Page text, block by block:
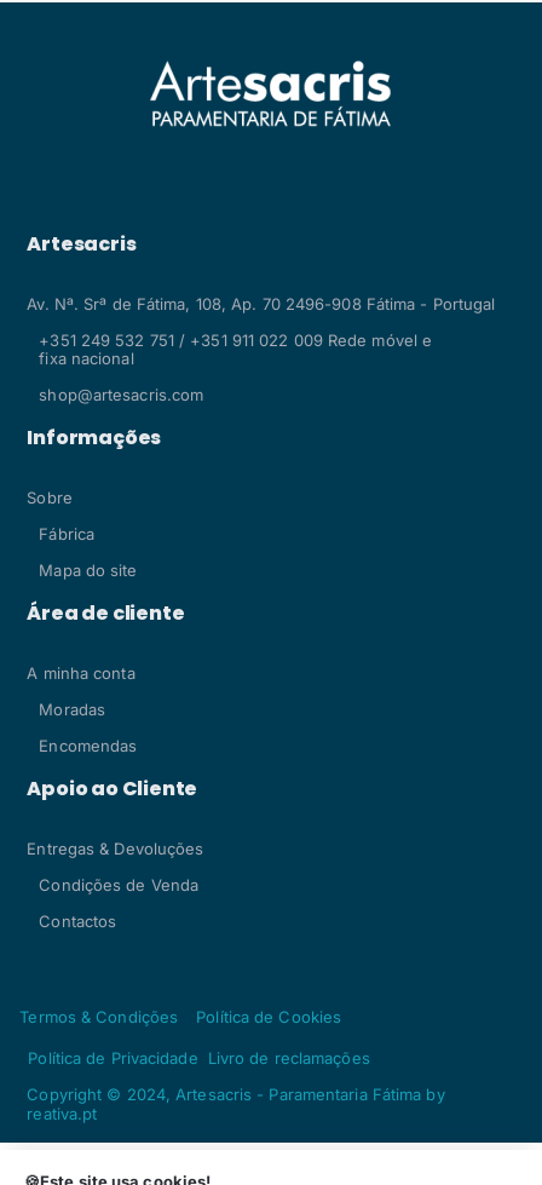
Qtd
Artesacris
Av. Nª. Srª de Fátima, 108, Ap. 70 2496-908 Fátima - Portugal
+351 249 532 751 / +351 911 022 009 Rede móvel e
fixa nacional
shop@artesacris.com
Informações
Sobre
Fábrica
Mapa do site
Área de cliente
A minha conta
Moradas
Encomendas
Apoio ao Cliente
Entregas & Devoluções
Condições de Venda
Contactos
Termos & Condições Política de Cookies
Política de Privacidade
Livro de reclamações
Copyright © 2024, Artesacris - Paramentaria Fátima by
reativa.pt